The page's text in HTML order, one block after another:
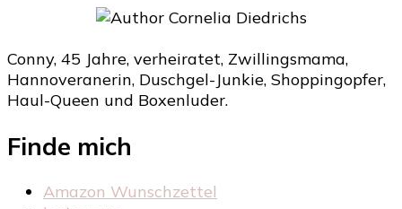
Conny, 45 Jahre, verheiratet, Zwillingsmama,
Hannoveranerin, Duschgel-Junkie, Shoppingopfer,
Haul-Queen und Boxenluder.
Finde mich
Amazon Wunschzettel